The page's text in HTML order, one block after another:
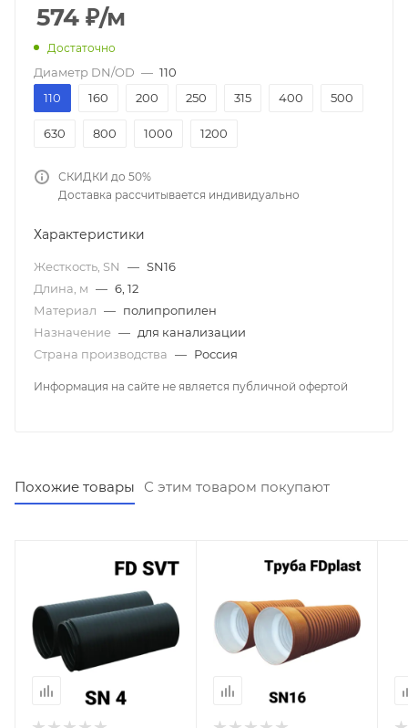
574 ₽/м
Достаточно
Диаметр DN/OD — 110
110
160 200 250 315 400 500
630 800 1000 1200
СКИДКИ до 50%
Доставка рассчитывается индивидуально
Характеристики
Жесткость, SN — SN16
Длина, м — 6, 12
Материал — полипропилен
Назначение — для канализации
Страна производства — Россия
Информация на сайте не является публичной офертой
Похожие товары С этим товаром покупают